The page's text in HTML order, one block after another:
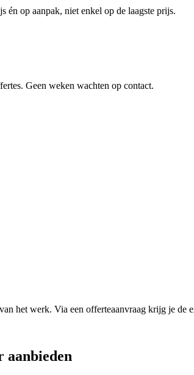
op aanpak, niet enkel op de laagste prijs.
Geen weken wachten op contact.
het werk. Via een offerteaanvraag krijg je de
aanbieden